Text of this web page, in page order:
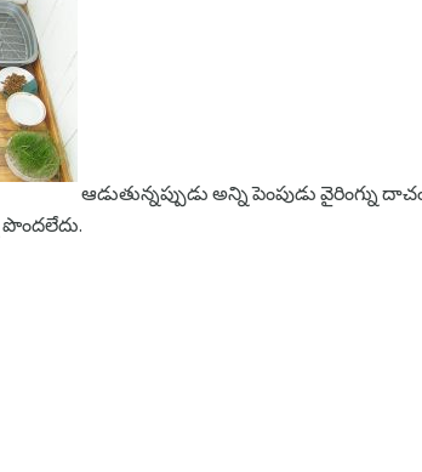
ఆడుతున్నప్పుడు అన్ని పెంపుడు వైరింగ్ను
పొందలేదు.